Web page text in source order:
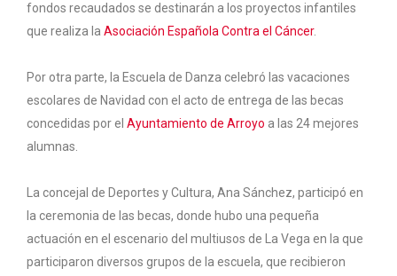
fondos recaudados se destinarán a los proyectos infantiles
que realiza la Asociación Española Contra el Cáncer.
Por otra parte, la Escuela de Danza celebró las vacaciones
escolares de Navidad con el acto de entrega de las becas
concedidas por el Ayuntamiento de Arroyo a las 24 mejores
alumnas.
La concejal de Deportes y Cultura, Ana Sánchez, participó en
la ceremonia de las becas, donde hubo una pequeña
actuación en el escenario del multiusos de La Vega en la que
participaron diversos grupos de la escuela, que recibieron